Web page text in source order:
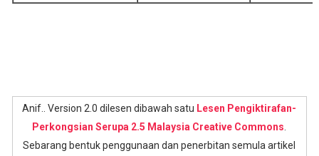
Anif.. Version 2.0 dilesen dibawah satu Lesen Pengiktirafan-
Perkongsian Serupa 2.5 Malaysia Creative Commons
Sebarang bentuk penggunaan dan penerbitan semula artikel